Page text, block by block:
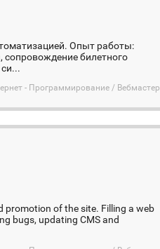
Опыт работы:
сопровождение билетного
- Программирование / Вебмастер
promotion of the site. Filling a web
bugs, updating CMS and